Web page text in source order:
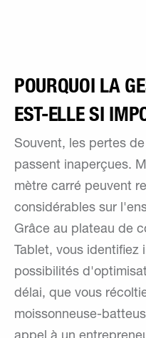
POURQUOI LA
EST-ELLE SI
Souvent, les pertes
passent inaperçues.
mètre carré peuvent
considérables sur
Grâce au plateau de
Tablet, vous
possibilités
délai, que vous
moissonneuse-